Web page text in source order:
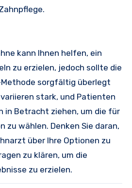
kann Ihnen helfen, ein
zu erzielen, jedoch sollte die
Methode sorgfältig überlegt
stark, und Patienten
in Betracht ziehen, um die für
zu wählen. Denken Sie daran,
über Ihre Optionen zu
zu klären, um die
zu erzielen.